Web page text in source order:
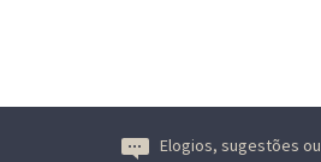
Elogios, sugestões